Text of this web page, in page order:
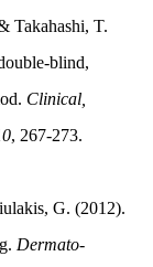
Takahashi, T.
blind,
Clinical,
, 267-273.
G. (2012).
Dermato-